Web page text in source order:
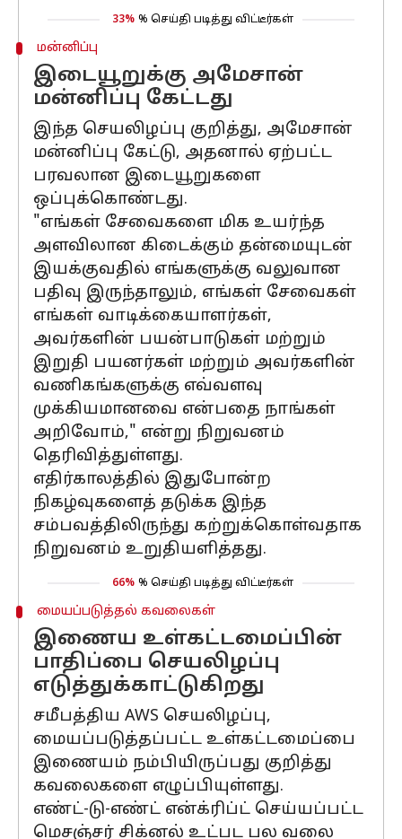
33% % செய்தி படித்து விட்டீர்கள்
மன்னிப்பு
இடையூறுக்கு அமேசான்
மன்னிப்பு கேட்டது
இந்த செயலிழப்பு குறித்து, அமேசான்
மன்னிப்பு கேட்டு, அதனால் ஏற்பட்ட
பரவலான இடையூறுகளை
ஒப்புக்கொண்டது.
"எங்கள் சேவைகளை மிக உயர்ந்த
அளவிலான கிடைக்கும் தன்மையுடன்
இயக்குவதில் எங்களுக்கு வலுவான
பதிவு இருந்தாலும், எங்கள் சேவைகள்
எங்கள் வாடிக்கையாளர்கள்,
அவர்களின் பயன்பாடுகள் மற்றும்
இறுதி பயனர்கள் மற்றும் அவர்களின்
வணிகங்களுக்கு எவ்வளவு
முக்கியமானவை என்பதை நாங்கள்
அறிவோம்," என்று நிறுவனம்
தெரிவித்துள்ளது.
எதிர்காலத்தில் இதுபோன்ற
நிகழ்வுகளைத் தடுக்க இந்த
சம்பவத்திலிருந்து கற்றுக்கொள்வதாக
நிறுவனம் உறுதியளித்தது.
66% % செய்தி படித்து விட்டீர்கள்
மையப்படுத்தல் கவலைகள்
இணைய உள்கட்டமைப்பின்
பாதிப்பை செயலிழப்பு
எடுத்துக்காட்டுகிறது
சமீபத்திய AWS செயலிழப்பு,
மையப்படுத்தப்பட்ட உள்கட்டமைப்பை
இணையம் நம்பியிருப்பது குறித்து
கவலைகளை எழுப்பியுள்ளது.
எண்ட்-டு-எண்ட் என்க்ரிப்ட் செய்யப்பட்ட
மெசஞ்சர் சிக்னல் உட்பட பல வலை